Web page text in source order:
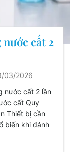
cất 2
03/2026
nước cất 2 lần
cất Quy
Thiết bị cần
biến khi đánh